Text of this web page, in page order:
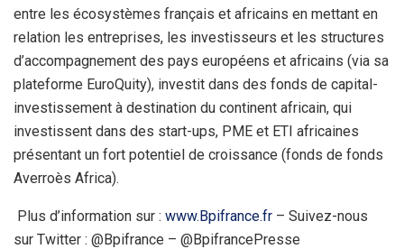
entre les écosystèmes français et africains en mettant en
relation les entreprises, les investisseurs et les structures
d’accompagnement des pays européens et africains (via sa
plateforme EuroQuity), investit dans des fonds de capital-
investissement à destination du continent africain, qui
investissent dans des start-ups, PME et ETI africaines
présentant un fort potentiel de croissance (fonds de fonds
Averroès Africa).
Plus d’information sur : www.Bpifrance.fr – Suivez-nous
sur Twitter : @Bpifrance – @BpifrancePresse